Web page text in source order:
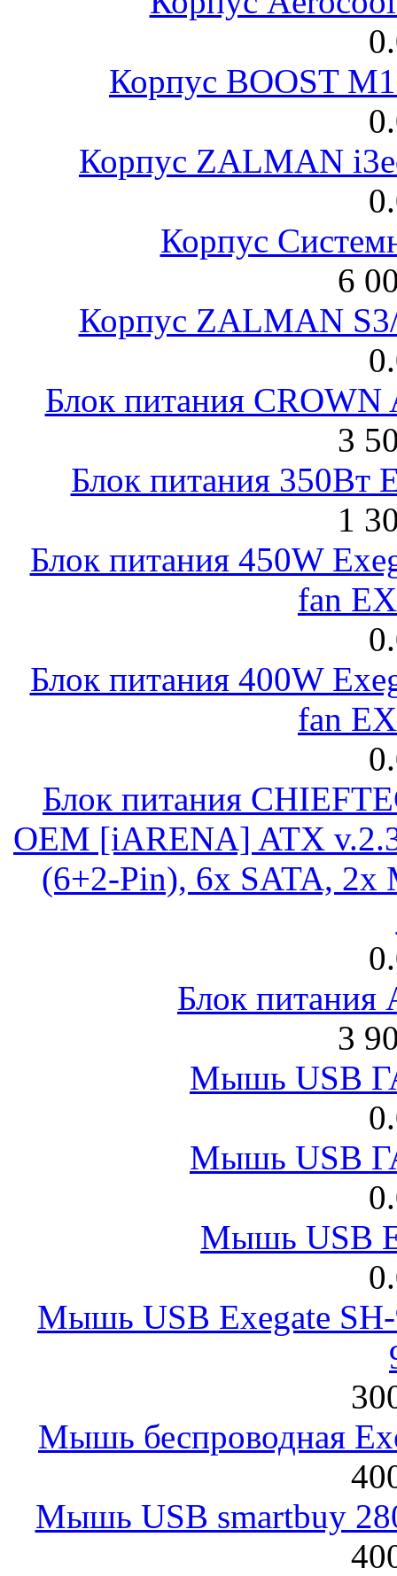
Корпус BOOST
Корпус ZALMAN
Корпус
6
Корпус ZALMAN
Блок питания
3
Блок питания 350Вт
1
Блок питания 450W
fan
Блок питания 400W
fan
Блок питания
OEM [iARENA] ATX
(6+2-Pin), 6x SATA, 2x
Блок питания
3
Мышь USB
Мышь USB
Мышь USB
Мышь USB Exegate
Мышь беспроводная
Мышь USB smartbuy